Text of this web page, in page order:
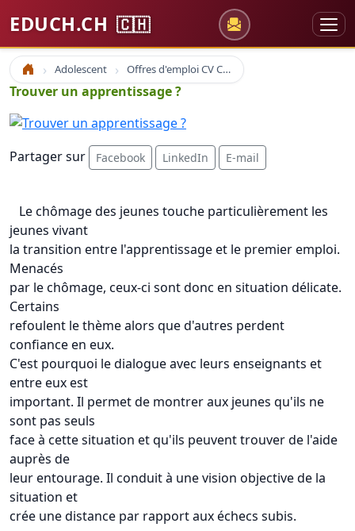
EDUCH.CH 🇨🇭
Accueil Adolescent Offres d'emploi CV Coaching
Trouver un apprentissage ?
Partager sur Facebook LinkedIn E-mail
Le chômage des jeunes touche particulièrement les
jeunes vivant
la transition entre l'apprentissage et le premier emploi.
Menacés
par le chômage, ceux-ci sont donc en situation délicate.
Certains
refoulent le thème alors que d'autres perdent
confiance en eux.
C'est pourquoi le dialogue avec leurs enseignants et
entre eux est
important. Il permet de montrer aux jeunes qu'ils ne
sont pas seuls
face à cette situation et qu'ils peuvent trouver de l'aide
auprès de
leur entourage. Il conduit à une vision objective de la
situation et
crée une distance par rapport aux échecs subis.